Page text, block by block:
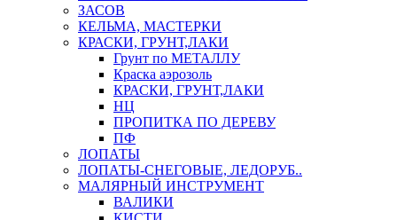
ЗАСОВ
КЕЛЬМА, МАСТЕРКИ
КРАСКИ, ГРУНТ,ЛАКИ
Грунт по МЕТАЛЛУ
Краска аэрозоль
КРАСКИ, ГРУНТ,ЛАКИ
НЦ
ПРОПИТКА ПО ДЕРЕВУ
ПФ
ЛОПАТЫ
ЛОПАТЫ-СНЕГОВЫЕ, ЛЕДОРУБ..
МАЛЯРНЫЙ ИНСТРУМЕНТ
ВАЛИКИ